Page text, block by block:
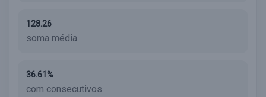
128.26
soma média
36.61%
com consecutivos